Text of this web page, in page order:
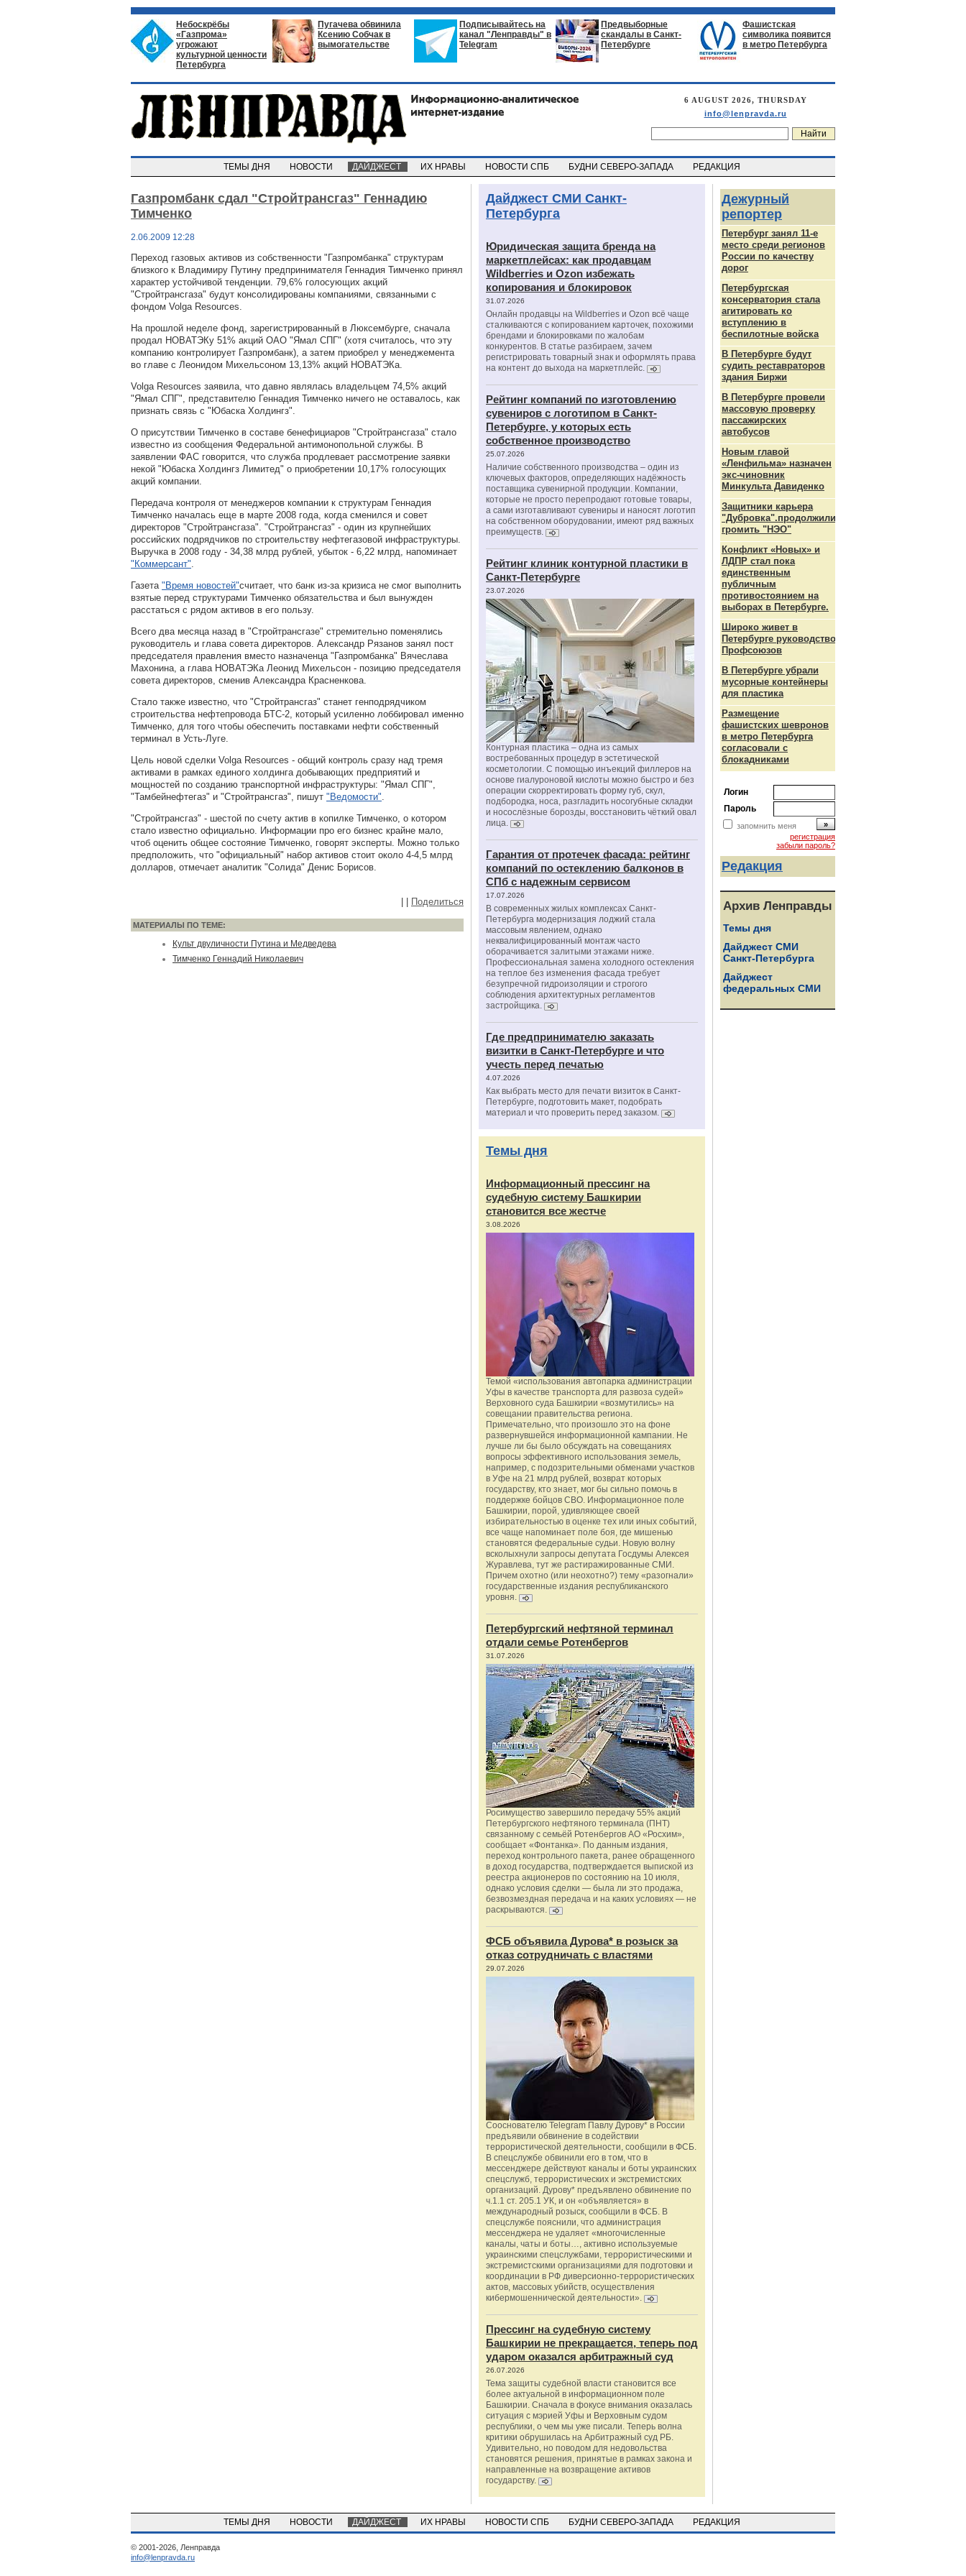
Небоскрёбы
«Газпрома»
угрожают
культурной ценности
Петербурга
Пугачева обвинила
Ксению Собчак в
вымогательстве
Подписывайтесь на
канал "Ленправды" в
Telegram
Предвыборные
скандалы в Санкт-
Петербурге
Фашистская
символика появится
в метро Петербурга
6 AUGUST 2026, THURSDAY
info@lenpravda.ru
ТЕМЫ ДНЯ НОВОСТИ ДАЙДЖЕСТ ИХ НРАВЫ НОВОСТИ СПБ БУДНИ СЕВЕРО-ЗАПАДА РЕДАКЦИЯ
Газпромбанк сдал "Стройтрансгаз" Геннадию
Тимченко
2.06.2009 12:28
Переход газовых активов из собственности "Газпромбанка" структурам
близкого к Владимиру Путину предпринимателя Геннадия Тимченко принял
характер устойчивой тенденции. 79,6% голосующих акций
"Стройтрансгаза" будут консолидированы компаниями, связанными с
фондом Volga Resources.
На прошлой неделе фонд, зарегистрированный в Люксембурге, сначала
продал НОВАТЭКу 51% акций ОАО "Ямал СПГ" (хотя считалось, что эту
компанию контролирует Газпромбанк), а затем приобрел у менеджемента
во главе с Леонидом Михельсоном 13,13% акций НОВАТЭКа.
Volga Resources заявила, что давно являлась владельцем 74,5% акций
"Ямал СПГ", представителю Геннадия Тимченко ничего не оставалось, как
признать связь с "Юбаска Холдингз".
О присутствии Тимченко в составе бенефициаров "Стройтрансгаза" стало
известно из сообщения Федеральной антимонопольной службы. В
заявлении ФАС говорится, что служба продлевает рассмотрение заявки
некой "Юбаска Холдингз Лимитед" о приобретении 10,17% голосующих
акций компании.
Передача контроля от менеджеров компании к структурам Геннадия
Тимченко началась еще в марте 2008 года, когда сменился и совет
директоров "Стройтрансгаза". "Стройтрансгаз" - один из крупнейших
российских подрядчиков по строительству нефтегазовой инфраструктуры.
Выручка в 2008 году - 34,38 млрд рублей, убыток - 6,22 млрд, напоминает
"Коммерсант".
Газета "Время новостей"считает, что банк из-за кризиса не смог выполнить
взятые перед структурами Тимченко обязательства и был вынужден
расстаться с рядом активов в его пользу.
Всего два месяца назад в "Стройтрансгазе" стремительно поменялись
руководитель и глава совета директоров. Александр Рязанов занял пост
председателя правления вместо назначенца "Газпромбанка" Вячеслава
Махонина, а глава НОВАТЭКа Леонид Михельсон - позицию председателя
совета директоров, сменив Александра Красненкова.
Стало также известно, что "Стройтрансгаз" станет генподрядчиком
строительства нефтепровода БТС-2, который усиленно лоббировал именно
Тимченко, для того чтобы обеспечить поставками нефти собственный
терминал в Усть-Луге.
Цель новой сделки Volga Resources - общий контроль сразу над тремя
активами в рамках единого холдинга добывающих предприятий и
мощностей по созданию транспортной инфраструктуры: "Ямал СПГ",
"Тамбейнефтегаз" и "Стройтрансгаз", пишут "Ведомости".
"Стройтрансгаз" - шестой по счету актив в копилке Тимченко, о котором
стало известно официально. Информации про его бизнес крайне мало,
чтоб оценить общее состояние Тимченко, говорят эксперты. Можно только
предположить, что "официальный" набор активов стоит около 4-4,5 млрд
долларов, отмечает аналитик "Солида" Денис Борисов.
Поделиться
МАТЕРИАЛЫ ПО ТЕМЕ:
Культ двуличности Путина и Медведева
Тимченко Геннадий Николаевич
Дайджест СМИ Санкт-
Петербурга
Юридическая защита бренда на
маркетплейсах: как продавцам
Wildberries и Ozon избежать
копирования и блокировок
31.07.2026
Онлайн продавцы на Wildberries и Ozon всё чаще
сталкиваются с копированием карточек, похожими
брендами и блокировками по жалобам
конкурентов. В статье разбираем, зачем
регистрировать товарный знак и оформлять права
на контент до выхода на маркетплейс.
Рейтинг компаний по изготовлению
сувениров с логотипом в Санкт-
Петербурге, у которых есть
собственное производство
25.07.2026
Наличие собственного производства – один из
ключевых факторов, определяющих надёжность
поставщика сувенирной продукции. Компании,
которые не просто перепродают готовые товары,
а сами изготавливают сувениры и наносят логотип
на собственном оборудовании, имеют ряд важных
преимуществ.
Рейтинг клиник контурной пластики в
Санкт-Петербурге
23.07.2026
Контурная пластика – одна из самых
востребованных процедур в эстетической
косметологии. С помощью инъекций филлеров на
основе гиалуроновой кислоты можно быстро и без
операции скорректировать форму губ, скул,
подбородка, носа, разгладить носогубные складки
и носослёзные борозды, восстановить чёткий овал
лица.
Гарантия от протечек фасада: рейтинг
компаний по остеклению балконов в
СПб с надежным сервисом
17.07.2026
В современных жилых комплексах Санкт-
Петербурга модернизация лоджий стала
массовым явлением, однако
неквалифицированный монтаж часто
оборачивается залитыми этажами ниже.
Профессиональная замена холодного остекления
на теплое без изменения фасада требует
безупречной гидроизоляции и строгого
соблюдения архитектурных регламентов
застройщика.
Где предпринимателю заказать
визитки в Санкт-Петербурге и что
учесть перед печатью
4.07.2026
Как выбрать место для печати визиток в Санкт-
Петербурге, подготовить макет, подобрать
материал и что проверить перед заказом.
Темы дня
Информационный прессинг на
судебную систему Башкирии
становится все жестче
3.08.2026
Темой «использования автопарка администрации
Уфы в качестве транспорта для развоза судей»
Верховного суда Башкирии «возмутились» на
совещании правительства региона.
Примечательно, что произошло это на фоне
развернувшейся информационной кампании. Не
лучше ли бы было обсуждать на совещаниях
вопросы эффективного использования земель,
например, с подозрительными обменами участков
в Уфе на 21 млрд рублей, возврат которых
государству, кто знает, мог бы сильно помочь в
поддержке бойцов СВО. Информационное поле
Башкирии, порой, удивляющее своей
избирательностью в оценке тех или иных событий,
все чаще напоминает поле боя, где мишенью
становятся федеральные судьи. Новую волну
всколыхнули запросы депутата Госдумы Алексея
Журавлева, тут же растиражированные СМИ.
Причем охотно (или неохотно?) тему «разогнали»
государственные издания республиканского
уровня.
Петербургский нефтяной терминал
отдали семье Ротенбергов
31.07.2026
Росимущество завершило передачу 55% акций
Петербургского нефтяного терминала (ПНТ)
связанному с семьёй Ротенбергов АО «Росхим»,
сообщает «Фонтанка». По данным издания,
переход контрольного пакета, ранее обращенного
в доход государства, подтверждается выпиской из
реестра акционеров по состоянию на 10 июля,
однако условия сделки — была ли это продажа,
безвозмездная передача и на каких условиях — не
раскрываются.
ФСБ объявила Дурова* в розыск за
отказ сотрудничать с властями
29.07.2026
Сооснователю Telegram Павлу Дурову* в России
предъявили обвинение в содействии
террористической деятельности, сообщили в ФСБ.
В спецслужбе обвинили его в том, что в
мессенджере действуют каналы и боты украинских
спецслужб, террористических и экстремистских
организаций. Дурову* предъявлено обвинение по
ч.1.1 ст. 205.1 УК, и он «объявляется» в
международный розыск, сообщили в ФСБ. В
спецслужбе пояснили, что администрация
мессенджера не удаляет «многочисленные
каналы, чаты и боты…, активно используемые
украинскими спецслужбами, террористическими и
экстремистскими организациями для подготовки и
координации в РФ диверсионно-террористических
актов, массовых убийств, осуществления
кибермошеннической деятельности».
Прессинг на судебную систему
Башкирии не прекращается, теперь под
ударом оказался арбитражный суд
26.07.2026
Тема защиты судебной власти становится все
более актуальной в информационном поле
Башкирии. Сначала в фокусе внимания оказалась
ситуация с мэрией Уфы и Верховным судом
республики, о чем мы уже писали. Теперь волна
критики обрушилась на Арбитражный суд РБ.
Удивительно, но поводом для недовольства
становятся решения, принятые в рамках закона и
направленные на возвращение активов
государству.
Дежурный
репортер
Петербург занял 11-е
место среди регионов
России по качеству
дорог
Петербургская
консерватория стала
агитировать ко
вступлению в
беспилотные войска
В Петербурге будут
судить реставраторов
здания Биржи
В Петербурге провели
массовую проверку
пассажирских
автобусов
Новым главой
«Ленфильма» назначен
экс-чиновник
Минкульта Давиденко
Защитники карьера
"Дубровка".продолжили
громить "НЭО"
Конфликт «Новых» и
ЛДПР стал пока
единственным
публичным
противостоянием на
выборах в Петербурге.
Широко живет в
Петербурге руководство
Профсоюзов
В Петербурге убрали
мусорные контейнеры
для пластика
Размещение
фашистских шевронов
в метро Петербурга
согласовали с
блокадниками
Логин
Пароль
запомнить меня
регистрация
забыли пароль?
Редакция
Архив Ленправды
Темы дня
Дайджест СМИ
Санкт-Петербурга
Дайджест
федеральных СМИ
ТЕМЫ ДНЯ НОВОСТИ ДАЙДЖЕСТ ИХ НРАВЫ НОВОСТИ СПБ БУДНИ СЕВЕРО-ЗАПАДА РЕДАКЦИЯ
© 2001-2026, Ленправда
info@lenpravda.ru